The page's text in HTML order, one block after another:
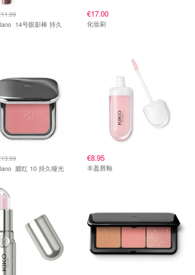
Kiko milano 14号眼影棒 持久
€17.00
化妆刷
Kiko milano 腮红 10 持久哑光
€8.95
丰盈唇釉